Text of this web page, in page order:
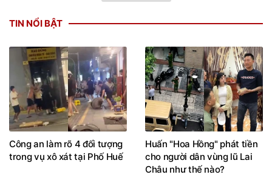
TIN NỔI BẬT
Công an làm rõ 4 đối tượng
trong vụ xô xát tại Phố Huế
Huấn "Hoa Hồng" phát tiền
cho người dân vùng lũ Lai
Châu như thế nào?